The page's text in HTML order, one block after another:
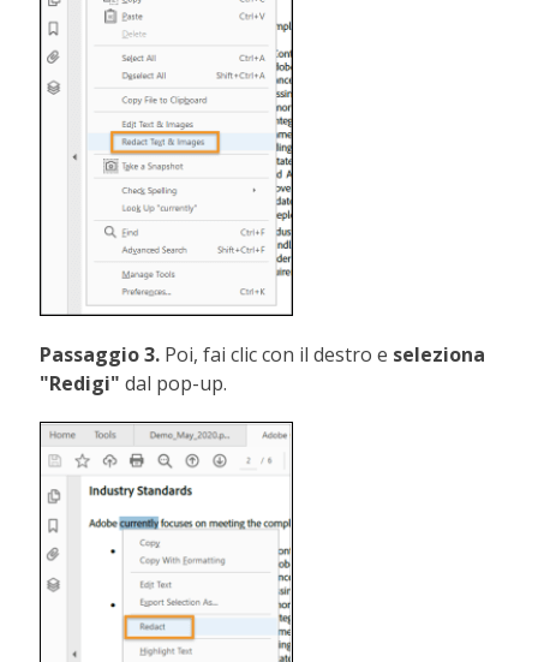
Passaggio 3. Poi, fai clic con il destro e seleziona
"Redigi" dal pop-up.